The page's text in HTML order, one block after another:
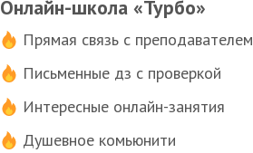
Онлайн-школа «Турбо»
Прямая связь с преподавателем
Письменные дз с проверкой
Интересные онлайн-занятия
Душевное комьюнити